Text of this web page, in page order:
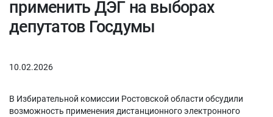
применить ДЭГ на выборах
депутатов Госдумы
10.02.2026
В Избирательной комиссии Ростовской области обсудили
возможность применения дистанционного электронного